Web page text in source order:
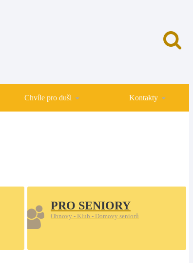
Chvíle pro duši Kontakty
PRO SENIORY
Obnovy - Klub - Domovy seniorů